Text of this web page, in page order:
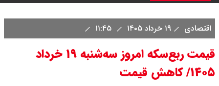
مرداد ۱۴۰۵ / قیمت اطلس چند؟ +
جدول
قیمت محصولات ایران خودرو امروز
اقتصادی ۱۹ خرداد ۱۴۰۵
قیمت ربع‌سکه امروز سه‌شنبه ۱۹ خرداد
۱۴۰۵/ کاهش قیمت